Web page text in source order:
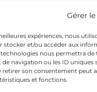
Gérer
expériences, nous
stocker et/ou accéder aux
nous permettra de
navigation ou les ID uniques
retirer son consentement peut
et fonctions.